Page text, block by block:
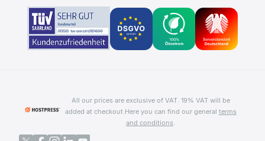
All our prices are exclusive of VAT. 19% VAT will be
added at checkout.Here you can find our general terms
and conditions.